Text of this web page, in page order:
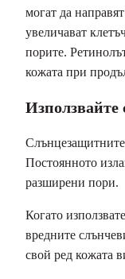
могат да
увеличават
порите.
кожата при
Постоянното
разширени пори.
Когато използвате
вредните
свой ред кожата